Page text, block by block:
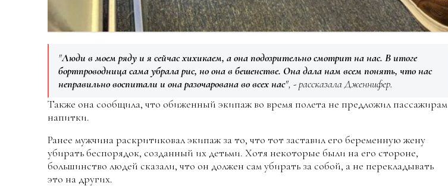
"Люди в моем ряду и я сейчас хихикаем, а она подозрительно смотрит на нас. В итоге
бортпроводница сама убрала рис, но она в бешенстве. Она дала нам всем понять, что нас
неправильно воспитали и она разочарована во всех нас", - рассказала Дженнифер.
Также она сообщила, что обиженный экипаж во время полета не предложил пассажирам
напитки.
Ранее мужчина раскритиковал экипаж за то, что тот заставил его беременную жену
убирать беспорядок, созданный их детьми. Хотя некоторые были на его стороне,
большинство людей сказали, что он должен сам убирать за собой, а не перекладывать
это на других.